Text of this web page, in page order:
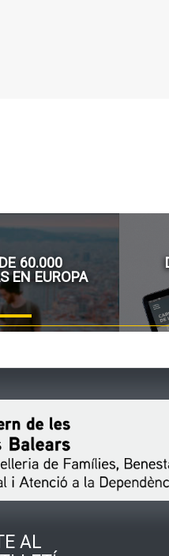
60.000
EN EUROPA
AL